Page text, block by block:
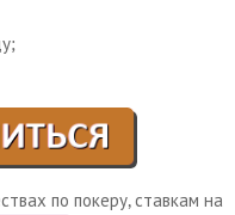
по покеру, ставкам на